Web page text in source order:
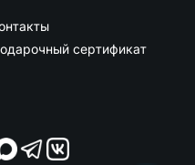
сертификат